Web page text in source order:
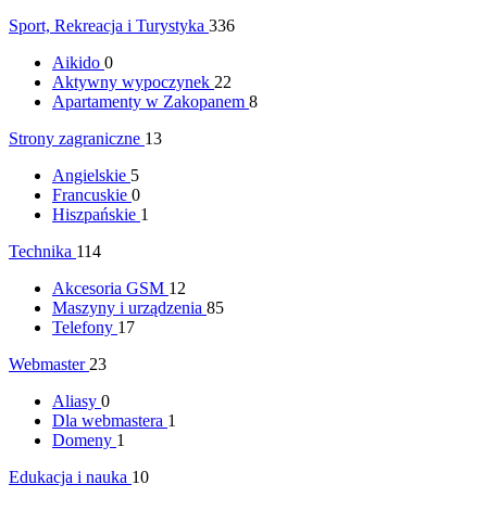
Sport, Rekreacja i Turystyka 336
Aikido 0
Aktywny wypoczynek 22
Apartamenty w Zakopanem 8
Strony zagraniczne 13
Angielskie 5
Francuskie 0
Hiszpańskie 1
Technika 114
Akcesoria GSM 12
Maszyny i urządzenia 85
Telefony 17
Webmaster 23
Aliasy 0
Dla webmastera 1
Domeny 1
Edukacja i nauka 10